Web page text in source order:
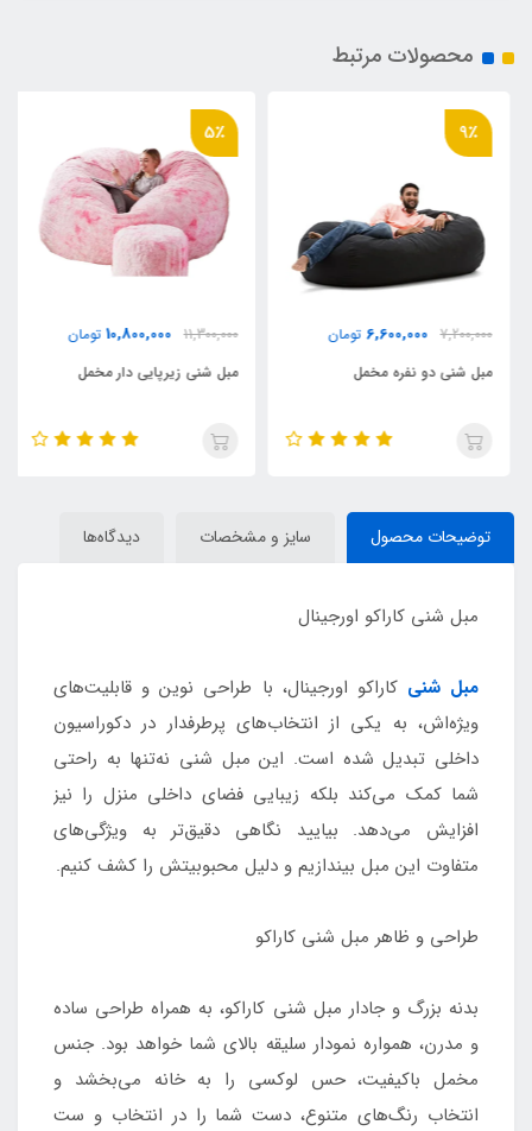
محصولات مرتبط
9٪
7,200,000
6,600,000 تومان
مبل شنی دو نفره مخمل
5٪
11,300,000
10,800,000 تومان
مبل شنی زیرپایی دار مخمل
توضیحات محصول سایز و مشخصات دیدگاه‌ها
مبل شنی کاراکو اورجینال
مبل شنی کاراکو اورجینال، با طراحی نوین و قابلیت‌های
ویژه‌اش، به یکی از انتخاب‌های پرطرفدار در دکوراسیون
داخلی تبدیل شده است. این مبل شنی نه‌تنها به راحتی
شما کمک می‌کند بلکه زیبایی فضای داخلی منزل را نیز
افزایش می‌دهد. بیایید نگاهی دقیق‌تر به ویژگی‌های
متفاوت این مبل بیندازیم و دلیل محبوبیتش را کشف کنیم.
طراحی و ظاهر مبل شنی کاراکو
بدنه بزرگ و جادار مبل شنی کاراکو، به همراه طراحی ساده
و مدرن، همواره نمودار سلیقه بالای شما خواهد بود. جنس
مخمل باکیفیت، حس لوکسی را به خانه می‌بخشد و
انتخاب رنگ‌های متنوع، دست شما را در انتخاب و ست